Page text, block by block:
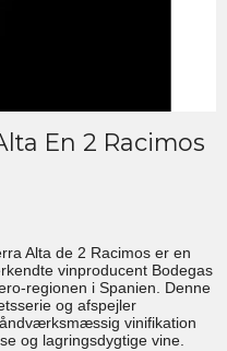
En 2 Racimos
Alta de 2 Racimos er en
vinproducent Bodegas
regionen i Spanien. Denne
og afspejler
vinifikation
og lagringsdygtige vine.